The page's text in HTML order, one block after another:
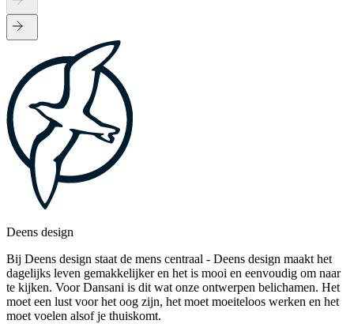
Deens design
Bij Deens design staat de mens centraal - Deens design maakt het
dagelijks leven gemakkelijker en het is mooi en eenvoudig om naar
te kijken. Voor Dansani is dit wat onze ontwerpen belichamen. Het
moet een lust voor het oog zijn, het moet moeiteloos werken en het
moet voelen alsof je thuiskomt.